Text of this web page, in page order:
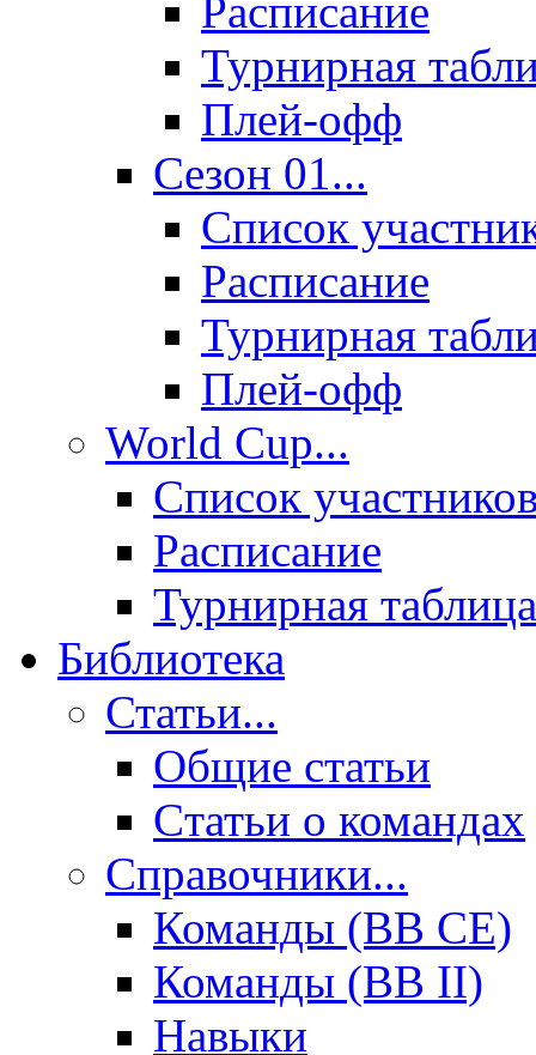
Расписание
Турнирная
Плей-офф
Сезон 01...
Список
Расписание
Турнирная
Плей-офф
World Cup...
Список
Расписание
Турнирная таблица
Библиотека
Статьи...
Общие статьи
Cтатьи о командах
Справочники...
Команды (BB CE)
Команды (BB II)
Навыки